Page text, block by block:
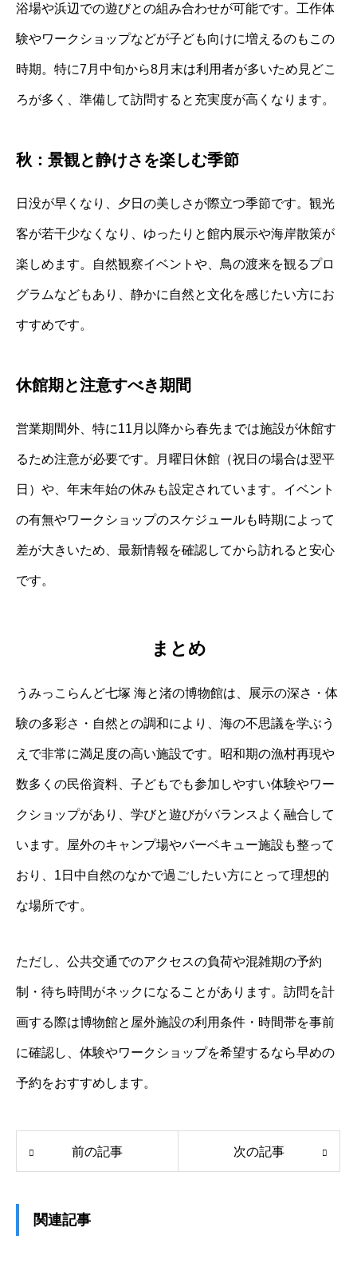
浴場や浜辺での遊びとの組み合わせが可能です。工作体
験やワークショップなどが子ども向けに増えるのもこの
時期。特に7月中旬から8月末は利用者が多いため見どこ
ろが多く、準備して訪問すると充実度が高くなります。
秋：景観と静けさを楽しむ季節
日没が早くなり、夕日の美しさが際立つ季節です。観光
客が若干少なくなり、ゆったりと館内展示や海岸散策が
楽しめます。自然観察イベントや、鳥の渡来を観るプロ
グラムなどもあり、静かに自然と文化を感じたい方にお
すすめです。
休館期と注意すべき期間
営業期間外、特に11月以降から春先までは施設が休館す
るため注意が必要です。月曜日休館（祝日の場合は翌平
日）や、年末年始の休みも設定されています。イベント
の有無やワークショップのスケジュールも時期によって
差が大きいため、最新情報を確認してから訪れると安心
です。
まとめ
うみっこらんど七塚 海と渚の博物館は、展示の深さ・体
験の多彩さ・自然との調和により、海の不思議を学ぶう
えで非常に満足度の高い施設です。昭和期の漁村再現や
数多くの民俗資料、子どもでも参加しやすい体験やワー
クショップがあり、学びと遊びがバランスよく融合して
います。屋外のキャンプ場やバーベキュー施設も整って
おり、1日中自然のなかで過ごしたい方にとって理想的
な場所です。
ただし、公共交通でのアクセスの負荷や混雑期の予約
制・待ち時間がネックになることがあります。訪問を計
画する際は博物館と屋外施設の利用条件・時間帯を事前
に確認し、体験やワークショップを希望するなら早めの
予約をおすすめします。
前の記事 次の記事
関連記事